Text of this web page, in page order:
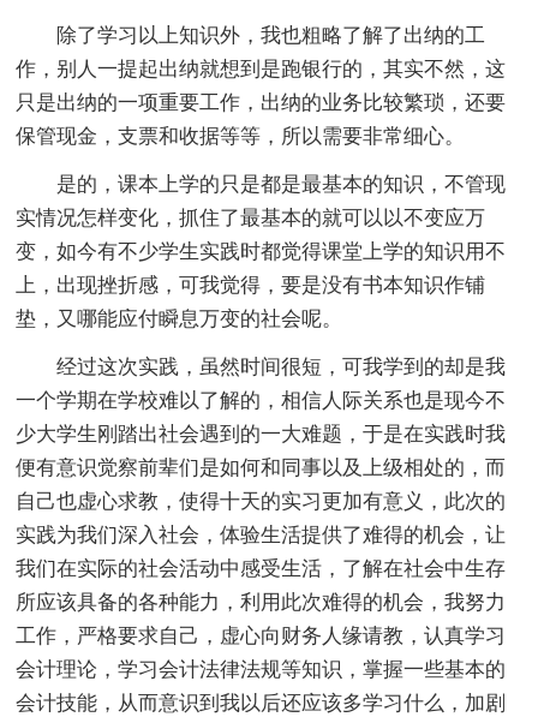
除了学习以上知识外，我也粗略了解了出纳的工
作，别人一提起出纳就想到是跑银行的，其实不然，这
只是出纳的一项重要工作，出纳的业务比较繁琐，还要
保管现金，支票和收据等等，所以需要非常细心。
是的，课本上学的只是都是最基本的知识，不管现
实情况怎样变化，抓住了最基本的就可以以不变应万
变，如今有不少学生实践时都觉得课堂上学的知识用不
上，出现挫折感，可我觉得，要是没有书本知识作铺
垫，又哪能应付瞬息万变的社会呢。
经过这次实践，虽然时间很短，可我学到的却是我
一个学期在学校难以了解的，相信人际关系也是现今不
少大学生刚踏出社会遇到的一大难题，于是在实践时我
便有意识觉察前辈们是如何和同事以及上级相处的，而
自己也虚心求教，使得十天的实习更加有意义，此次的
实践为我们深入社会，体验生活提供了难得的机会，让
我们在实际的社会活动中感受生活，了解在社会中生存
所应该具备的各种能力，利用此次难得的机会，我努力
工作，严格要求自己，虚心向财务人缘请教，认真学习
会计理论，学习会计法律法规等知识，掌握一些基本的
会计技能，从而意识到我以后还应该多学习什么，加剧